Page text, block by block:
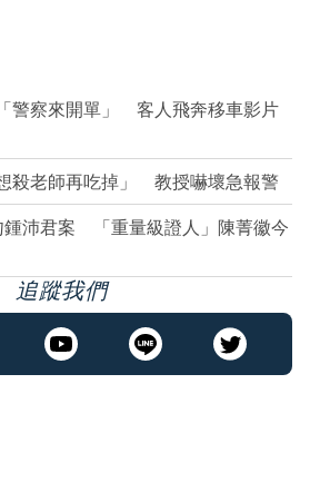
警察來開單」 客人飛奔移車影片
殺老師再吃掉」 教授嚇壞急報警
鍾沛君案 「重量級證人」陳菁徽今
追蹤我們